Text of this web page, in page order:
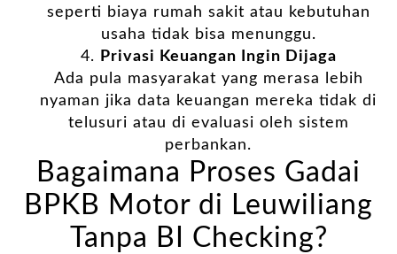
seperti biaya rumah sakit atau kebutuhan
usaha tidak bisa menunggu.
Privasi Keuangan Ingin Dijaga
Ada pula masyarakat yang merasa lebih
nyaman jika data keuangan mereka tidak di
telusuri atau di evaluasi oleh sistem
perbankan.
Bagaimana Proses Gadai
BPKB Motor di Leuwiliang
Tanpa BI Checking?